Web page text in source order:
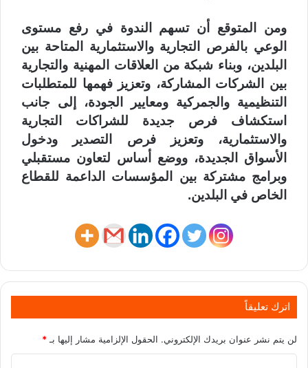
ومن المتوقع أن تسهم الندوة في رفع مستوى
الوعي بالفرص التجارية والاستثمارية المتاحة بين
البلدين، وبناء شبكة من العلاقات المهنية والتجارية
بين الشركات المشاركة، وتعزيز فهمها للمتطلبات
التنظيمية والجمركية ومعايير الجودة، إلى جانب
استكشاف فرص جديدة للشراكات التجارية
والاستثمارية، وتعزيز فرص التصدير ودخول
الأسواق الجديدة، ووضع أساس لتعاون مستقبلي
وبرامج مشتركة بين المؤسسات الداعمة للقطاع
الخاص في البلدين.
اترك تعليقاً
لن يتم نشر عنوان بريدك الإلكتروني. الحقول الإلزامية مشار إليها بـ *